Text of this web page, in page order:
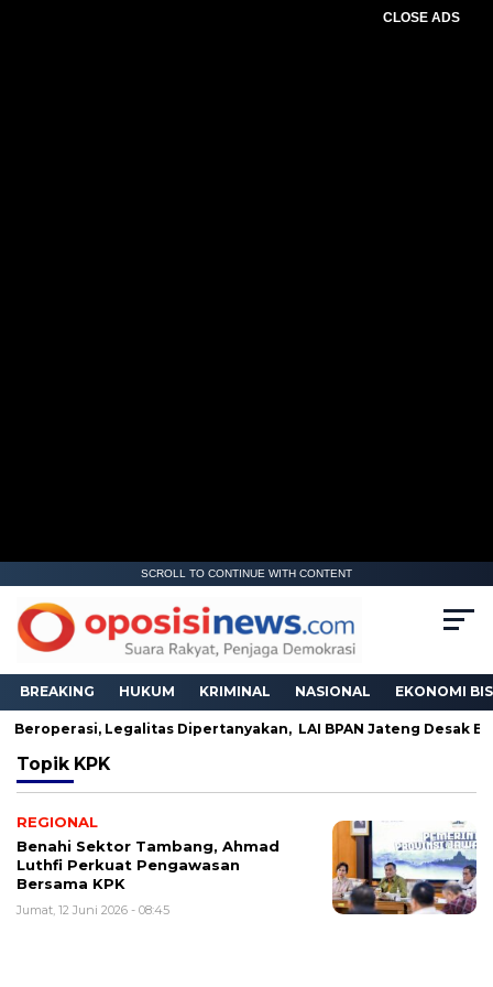
CLOSE ADS
SCROLL TO CONTINUE WITH CONTENT
BREAKING HUKUM KRIMINAL NASIONAL EKONOMI
Beroperasi, Legalitas Dipertanyakan, LAI BPAN Jateng Desak
Topik KPK
REGIONAL
Benahi Sektor Tambang, Ahmad
Luthfi Perkuat Pengawasan
Bersama KPK
Jumat, 12 Juni 2026 - 08:45